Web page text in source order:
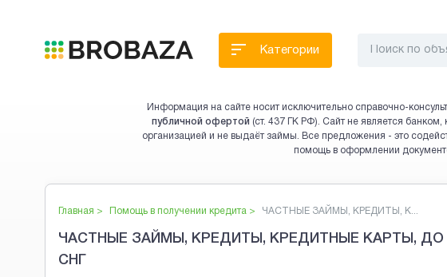
Категории
Информация на сайте носит исключительно справочно-
публичной офертой (ст. 437 ГК РФ). Сайт не является
организацией и не выдаёт займы. Все предложения - это
помощь в оформлении
Главная > Помощь в получении кредита > ЧАСТНЫЕ ЗАЙМЫ, КРЕДИТЫ, К...
ЧАСТНЫЕ ЗАЙМЫ, КРЕДИТЫ, КРЕДИТНЫЕ КАРТЫ, ДО
СНГ